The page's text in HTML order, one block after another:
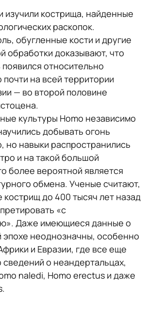
изучили кострища, найденные
раскопок.
обугленные кости и другие
обработки доказывают, что
относительно
на всей территории
— во второй половине
культуры Homo независимо
добывать огонь
но навыки распространились
и на такой большой
более вероятной является
обмена. Ученые считают,
кострищ до 400 тысяч лет назад
«с
Даже имеющиеся данные о
эпохе неоднозначны, особенно
и Евразии, где все еще
о неандертальцах,
naledi, Homo erectus и даже